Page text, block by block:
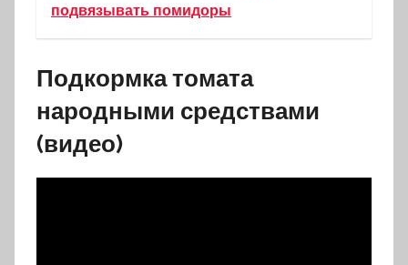
подвязывать помидоры
Подкормка томата
народными средствами
(видео)